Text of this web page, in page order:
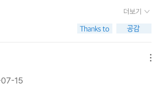
생은 자전거, 헤드폰, 선크림 등을 부상으로 받기
동조합 인천지부에 따르면 일제고사를 잘 보면
대상 96개 학교(중학교 54곳, 고교 42곳) 가
이른 것으로 나타났다. * 최근에 방한했던 마
대 노천극장에서 '돈으로 살 수 없는 것들'이라
을 대상으로 무료 강연을 펼칠 계획이었다. 그
세미나를 이끌고 있다. 세미나에서는 이 책에 수
다루고, 세미나를 수강하는 여러 뛰어난 학생
우고 있다.또한 이 책에서 다룬 주제를 중심으
교수들과협력하여 강의하는 혜택을 누리기
학기에는 로렌스서머스(Lawrence Summer
계화 비판‘이라는 과목을 개설해 가르쳤
더보기
15